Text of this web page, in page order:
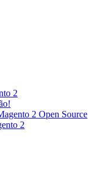
2
2 Open Source
2